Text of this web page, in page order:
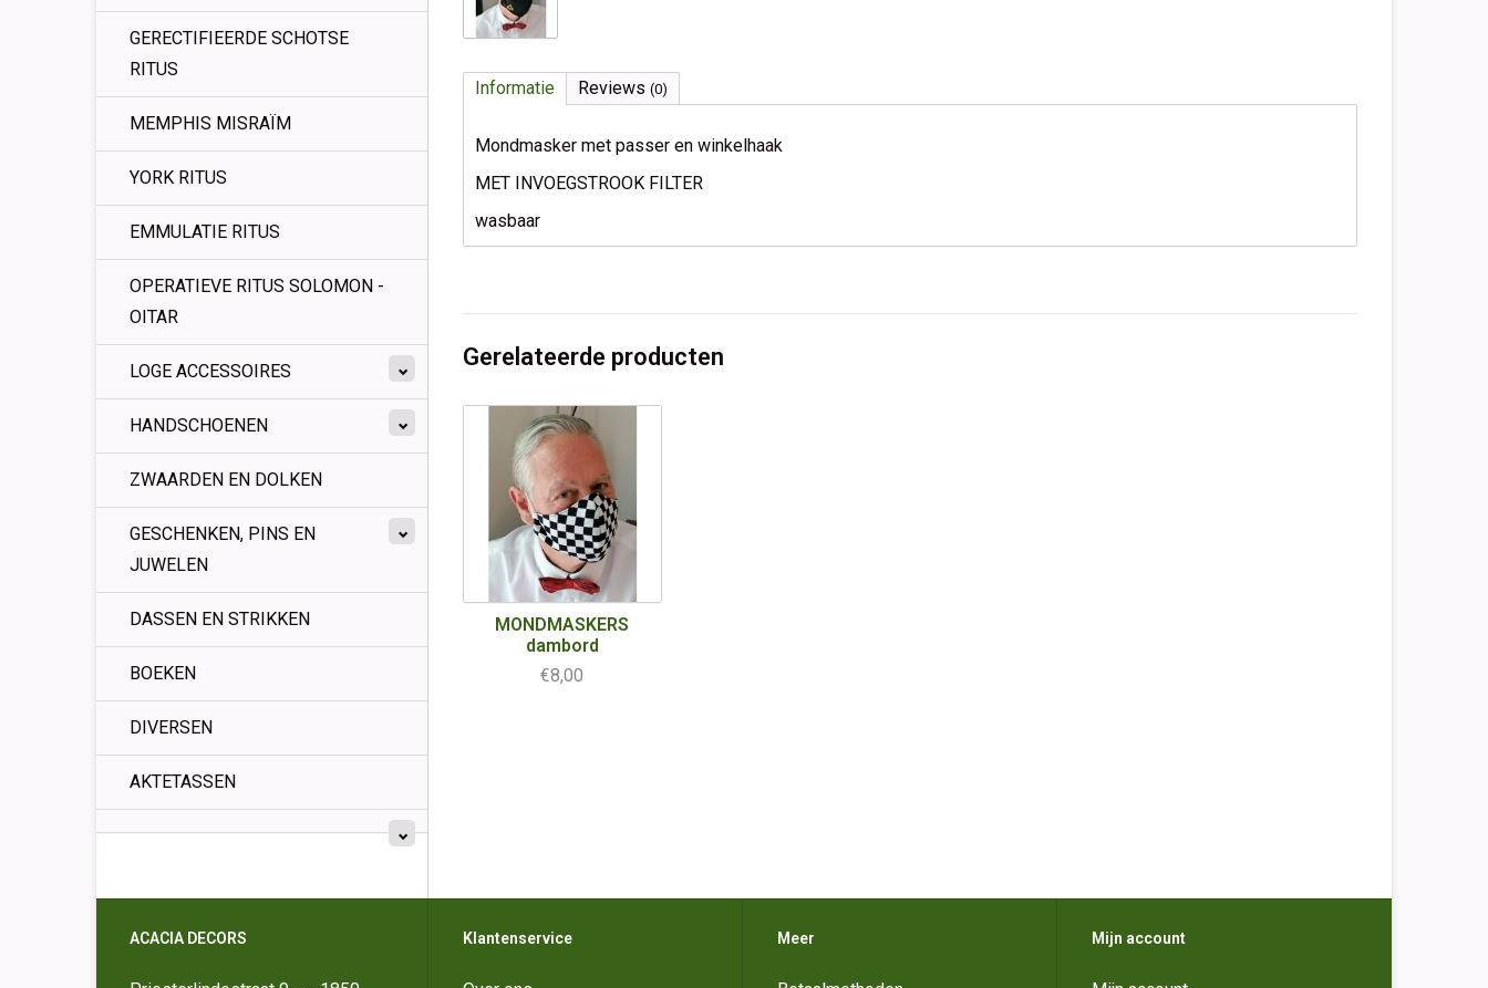
GERECTIFIEERDE SCHOTSE
RITUS
MEMPHIS MISRAÏM
YORK RITUS
EMMULATIE RITUS
OPERATIEVE RITUS SOLOMON -
OITAR
LOGE ACCESSOIRES
HANDSCHOENEN
ZWAARDEN EN DOLKEN
GESCHENKEN, PINS EN
JUWELEN
DASSEN EN STRIKKEN
BOEKEN
DIVERSEN
AKTETASSEN
Informatie Reviews (0)
Mondmasker met passer en winkelhaak
MET INVOEGSTROOK FILTER
wasbaar
Gerelateerde producten
MONDMASKERS
dambord
€8,00
ACACIA DECORS Klantenservice Meer Mijn account